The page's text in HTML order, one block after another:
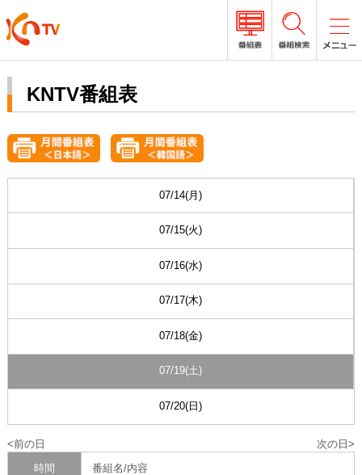
KNTV番組表
07/14(月)
07/15(火)
07/16(水)
07/17(木)
07/18(金)
07/19(土)
07/20(日)
前の日
次の日
時間
番組名/内容